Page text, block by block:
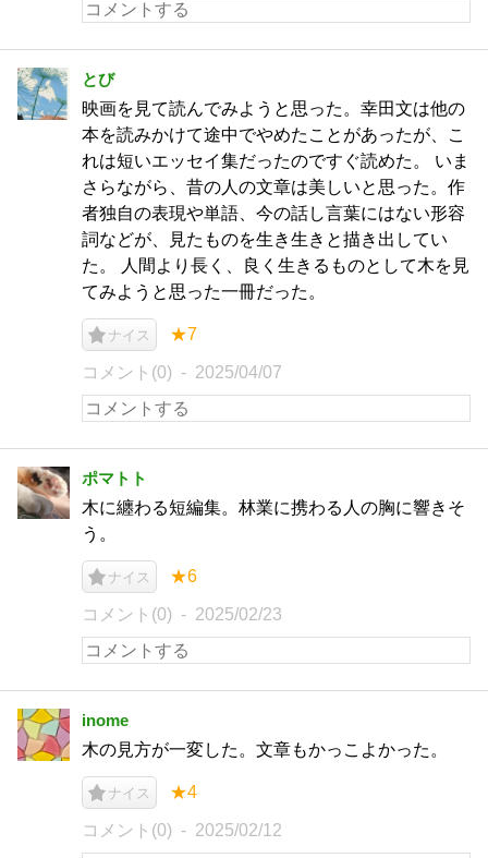
とび
映画を見て読んでみようと思った。幸田文は他の
本を読みかけて途中でやめたことがあったが、こ
れは短いエッセイ集だったのですぐ読めた。 いま
さらながら、昔の人の文章は美しいと思った。作
者独自の表現や単語、今の話し言葉にはない形容
詞などが、見たものを生き生きと描き出してい
た。 人間より長く、良く生きるものとして木を見
てみようと思った一冊だった。
ナイス ★7
コメント(0) 2025/04/07
ポマトト
木に纏わる短編集。林業に携わる人の胸に響きそ
う。
ナイス ★6
コメント(0) 2025/02/23
inome
木の見方が一変した。文章もかっこよかった。
ナイス ★4
コメント(0) 2025/02/12